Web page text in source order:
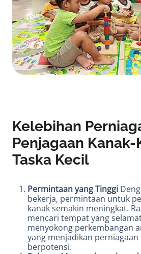
Kelebihan
Penjagaan
Taska Kecil
Permintaan yang Tinggi
bekerja, permintaan untuk
kanak semakin meningkat.
mencari tempat yang
menyokong perkembangan
yang menjadikan
berpotensi.